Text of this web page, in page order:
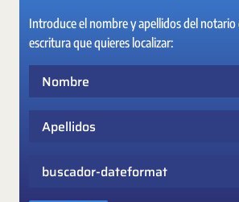
Introduce el nombre y apellidos del
escritura que quieres localizar: